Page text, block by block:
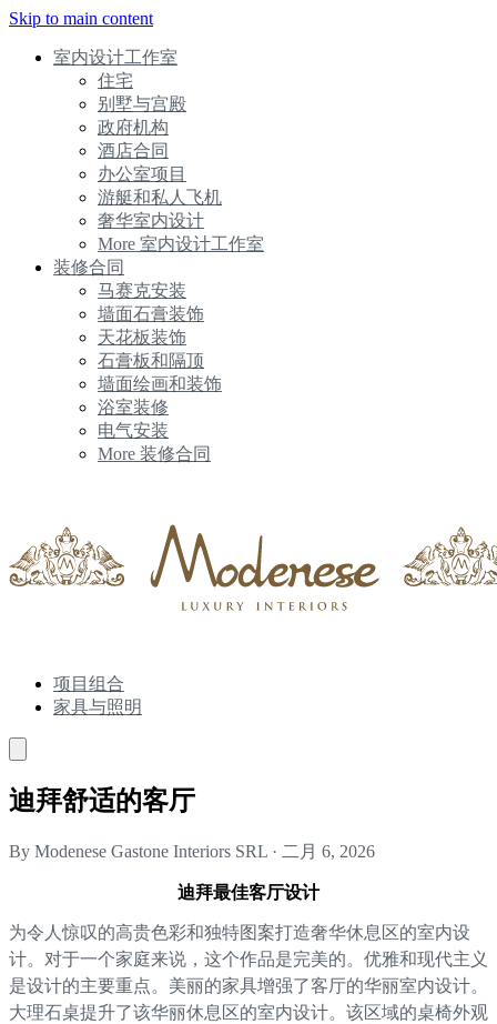
Skip to main content
室内设计工作室
住宅
别墅与宫殿
政府机构
酒店合同
办公室项目
游艇和私人飞机
奢华室内设计
More 室内设计工作室
装修合同
马赛克安装
墙面石膏装饰
天花板装饰
石膏板和隔顶
墙面绘画和装饰
浴室装修
电气安装
More 装修合同
项目组合
家具与照明
迪拜舒适的客厅
By Modenese Gastone Interiors SRL · 二月 6, 2026
迪拜最佳客厅设计
为令人惊叹的高贵色彩和独特图案打造奢华休息区的室内设
计。对于一个家庭来说，这个作品是完美的。优雅和现代主义
是设计的主要重点。美丽的家具增强了客厅的华丽室内设计。
大理石桌提升了该华丽休息区的室内设计。该区域的桌椅外观